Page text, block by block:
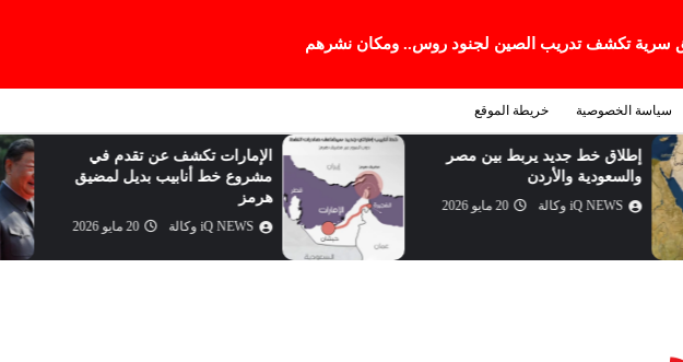
سرية تكشف تدريب الصين لجنود روس.. ومكان نشرهم
سياسة الخصوصية خريطة الموقع
مصر
الإمارات تكشف عن تقدم في
مشروع خط أنابيب بديل لمضيق
هرمز
20 مايو 2026
تحسن علاقات
يهدد مصالح